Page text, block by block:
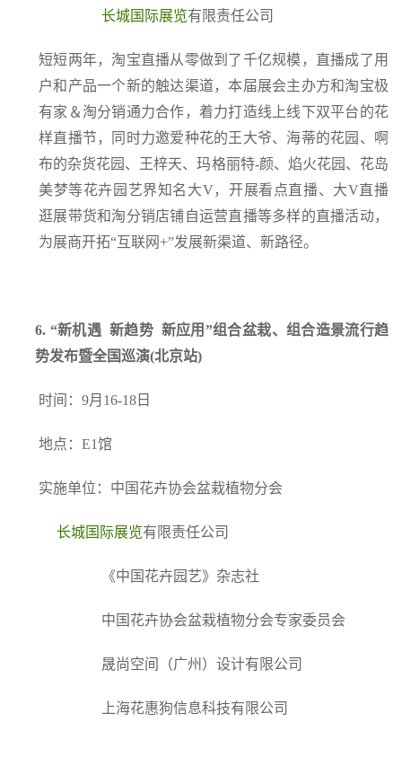
长城国际展览有限责任公司
短短两年，淘宝直播从零做到了千亿规模，直播成了用
户和产品一个新的触达渠道，本届展会主办方和淘宝极
有家＆淘分销通力合作，着力打造线上线下双平台的花
样直播节，同时力邀爱种花的王大爷、海蒂的花园、啊
布的杂货花园、王梓天、玛格丽特-颜、焰火花园、花岛
美梦等花卉园艺界知名大V，开展看点直播、大V直播
逛展带货和淘分销店铺自运营直播等多样的直播活动，
为展商开拓“互联网+”发展新渠道、新路径。
6. “新机遇 新趋势 新应用”组合盆栽、组合造景流行趋
势发布暨全国巡演(北京站)
时间：9月16-18日
地点：E1馆
实施单位：中国花卉协会盆栽植物分会
长城国际展览有限责任公司
《中国花卉园艺》杂志社
中国花卉协会盆栽植物分会专家委员会
晟尚空间（广州）设计有限公司
上海花惠狗信息科技有限公司